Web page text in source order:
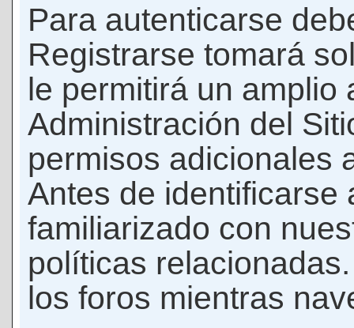
Para autenticarse
Registrarse tomará
le permitirá un amplio
Administración del
permisos adicionales
Antes de identificarse
familiarizado con
políticas
los foros mientras